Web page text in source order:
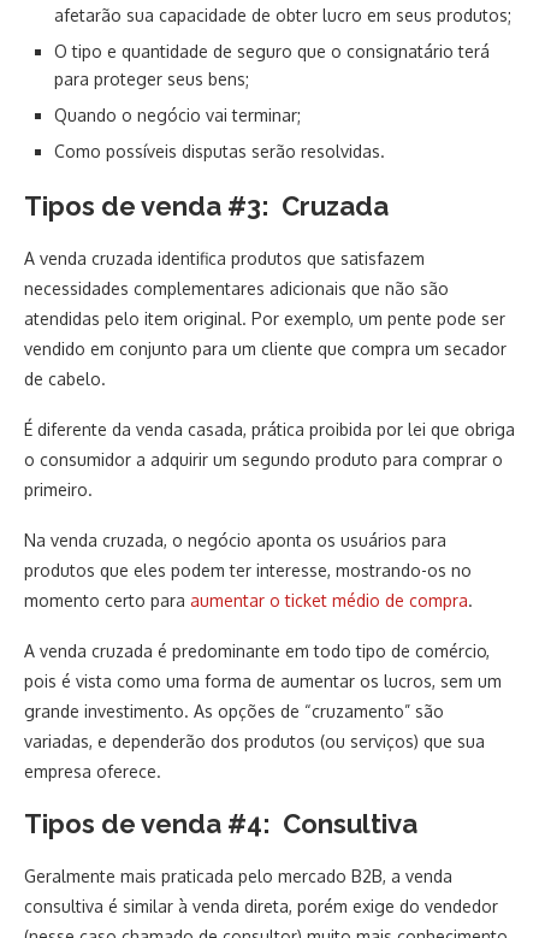
afetarão sua capacidade de obter lucro em seus produtos;
O tipo e quantidade de seguro que o consignatário terá
para proteger seus bens;
Quando o negócio vai terminar;
Como possíveis disputas serão resolvidas.
Tipos de venda #3: Cruzada
A venda cruzada identifica produtos que satisfazem
necessidades complementares adicionais que não são
atendidas pelo item original. Por exemplo, um pente pode ser
vendido em conjunto para um cliente que compra um secador
de cabelo.
É diferente da venda casada, prática proibida por lei que obriga
o consumidor a adquirir um segundo produto para comprar o
primeiro.
Na venda cruzada, o negócio aponta os usuários para
produtos que eles podem ter interesse, mostrando-os no
momento certo para aumentar o ticket médio de compra.
A venda cruzada é predominante em todo tipo de comércio,
pois é vista como uma forma de aumentar os lucros, sem um
grande investimento. As opções de “cruzamento” são
variadas, e dependerão dos produtos (ou serviços) que sua
empresa oferece.
Tipos de venda #4: Consultiva
Geralmente mais praticada pelo mercado B2B, a venda
consultiva é similar à venda direta, porém exige do vendedor